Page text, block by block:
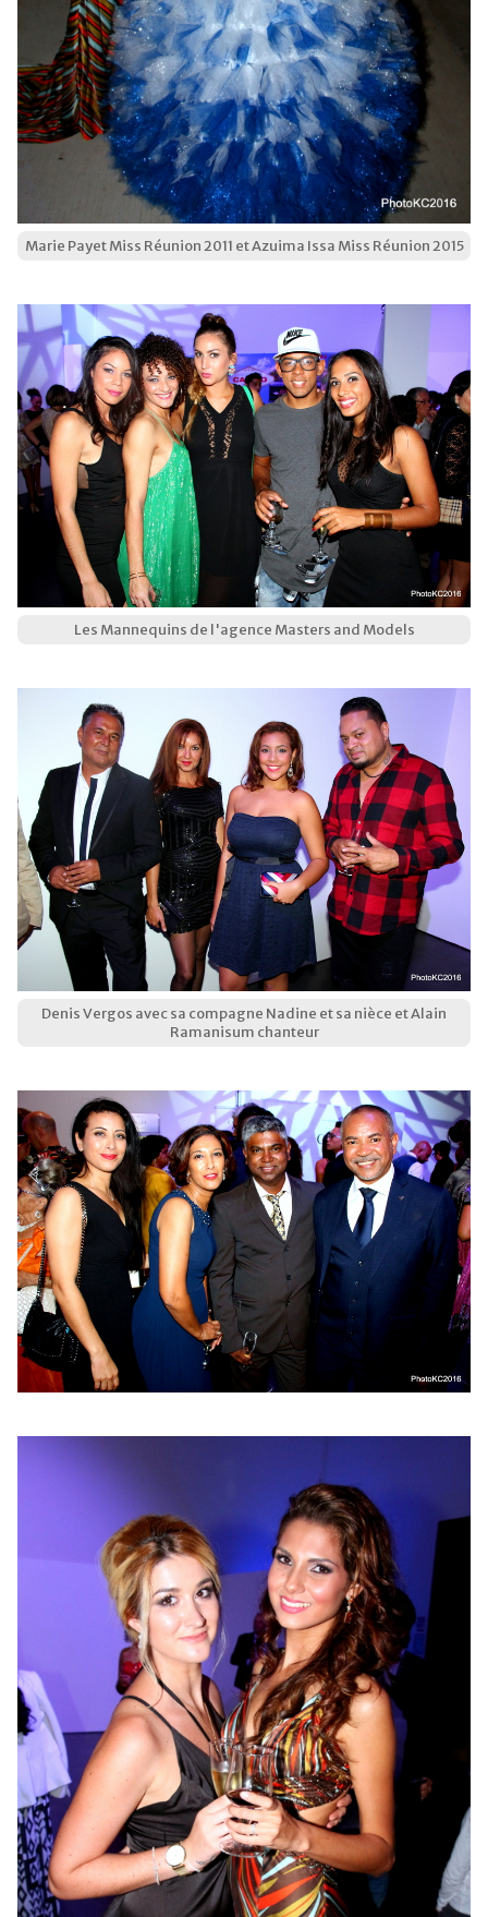
Marie Payet Miss Réunion 2011 et Azuima Issa Miss Réunion 2015
Les Mannequins de l'agence Masters and Models
Denis Vergos avec sa compagne Nadine et sa nièce et Alain
Ramanisum chanteur